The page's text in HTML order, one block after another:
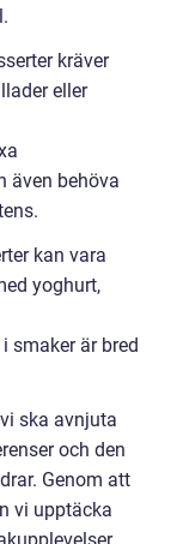
kräver
eller
även behöva
kan vara
yoghurt,
smaker är bred
ska avnjuta
och den
Genom att
vi upptäcka